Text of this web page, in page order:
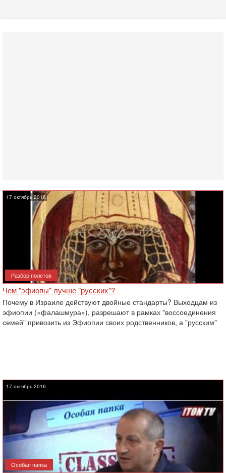
17 октябрь 2016
Разбор полетов
Чем "эфиопы" лучше "русских"‎?
Почему в Израиле действуют двойные стандарты? Выходцам из
эфиопии («фалашмура»), разрешают в рамках "воссоединения
семей" привозить из Эфиопии своих родственников, а "русским"
17 октябрь 2016
Особая папка